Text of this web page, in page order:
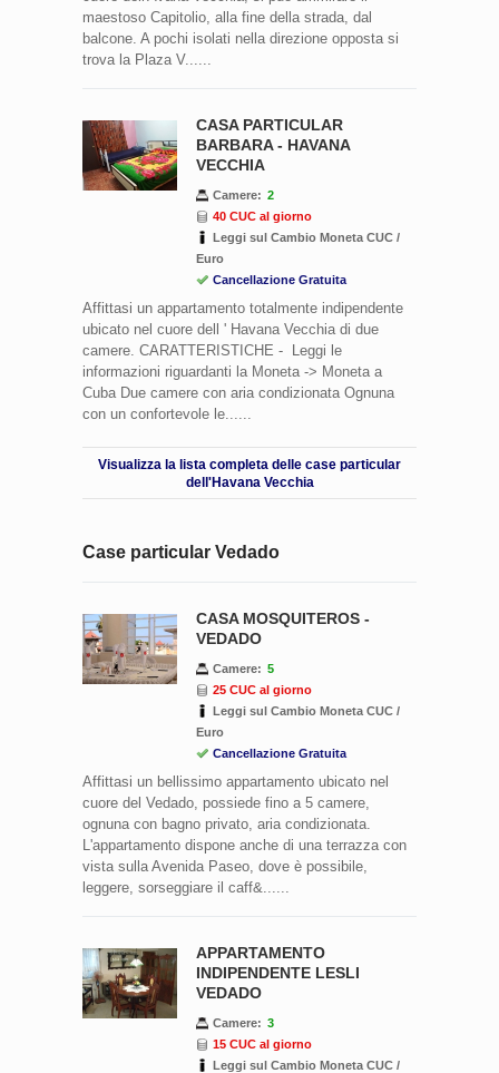
maestoso Capitolio, alla fine della strada, dal
balcone. A pochi isolati nella direzione opposta si
trova la Plaza V......
CASA PARTICULAR
BARBARA - HAVANA
VECCHIA
Camere: 2
40 CUC al giorno
Leggi sul Cambio Moneta CUC /
Euro
Cancellazione Gratuita
Affittasi un appartamento totalmente indipendente
ubicato nel cuore dell ' Havana Vecchia di due
camere. CARATTERISTICHE - Leggi le
informazioni riguardanti la Moneta -> Moneta a
Cuba Due camere con aria condizionata Ognuna
con un confortevole le......
Visualizza la lista completa delle case particular
dell'Havana Vecchia
Case particular Vedado
CASA MOSQUITEROS -
VEDADO
Camere: 5
25 CUC al giorno
Leggi sul Cambio Moneta CUC /
Euro
Cancellazione Gratuita
Affittasi un bellissimo appartamento ubicato nel
cuore del Vedado, possiede fino a 5 camere,
ognuna con bagno privato, aria condizionata.
L'appartamento dispone anche di una terrazza con
vista sulla Avenida Paseo, dove è possibile,
leggere, sorseggiare il caff&......
APPARTAMENTO
INDIPENDENTE LESLI
VEDADO
Camere: 3
15 CUC al giorno
Leggi sul Cambio Moneta CUC /